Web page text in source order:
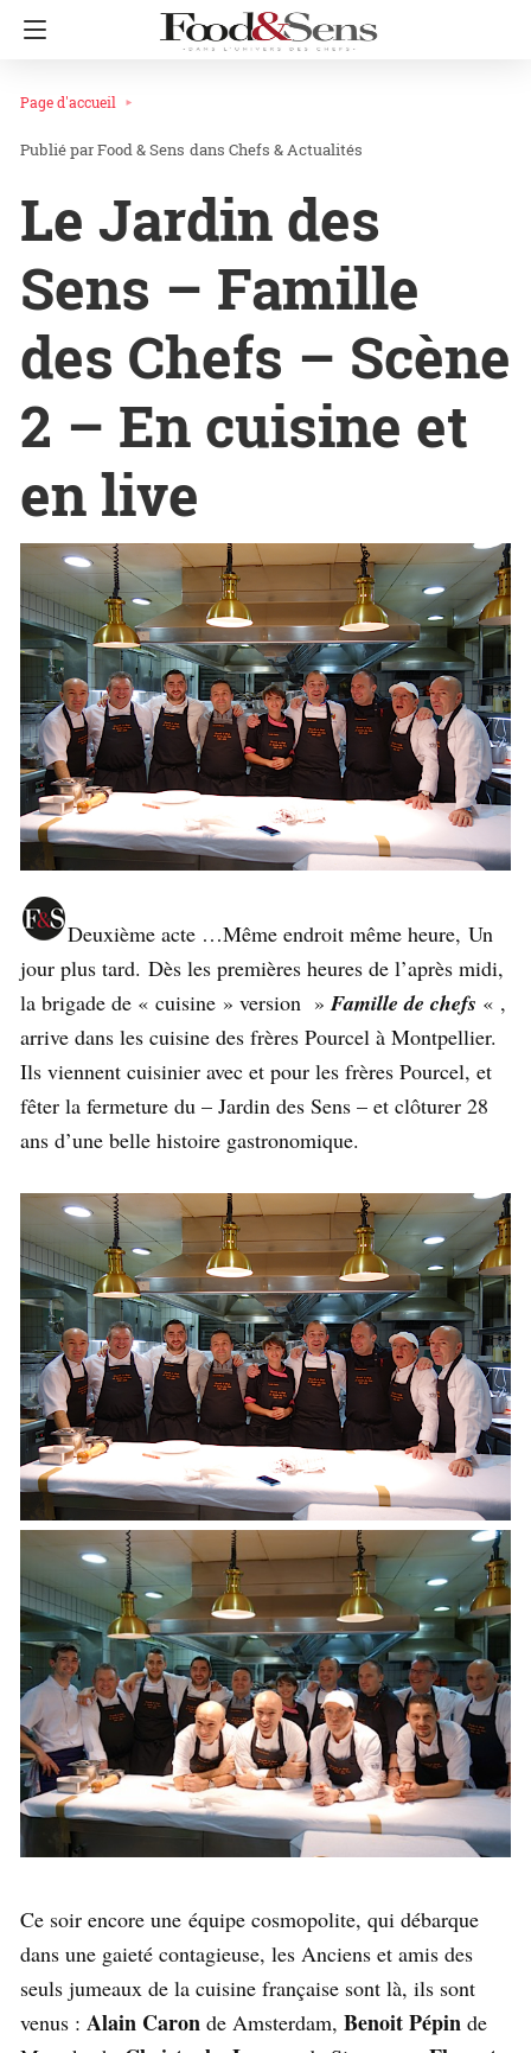
Page d'accueil
Food & Sens dans Chefs & Actualités
Le Jardin des
Sens – Famille
des Chefs – Scène
2 – En cuisine et
en live
Deuxième acte …Même endroit même heure, Un
jour plus tard. Dès les premières heures de l’après midi,
la brigade de « cuisine » version »Famille de chefs « ,
arrive dans les cuisine des frères Pourcel à Montpellier.
Ils viennent cuisinier avec et pour les frères Pourcel, et
fêter la fermeture du – Jardin des Sens – et clôturer 28
ans d’une belle histoire gastronomique.
Ce soir encore une équipe cosmopolite, qui débarque
dans une gaieté contagieuse, les Anciens et amis des
seuls jumeaux de la cuisine française sont là, ils sont
venus : Alain Caron de Amsterdam, Benoit Pépin de